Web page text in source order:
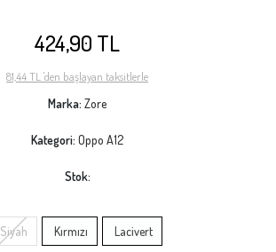
424,90 TL
81,44 TL 'den başlayan taksitlerle
Marka: Zore
Kategori: Oppo A12
Stok:
Siyah Kırmızı Lacivert